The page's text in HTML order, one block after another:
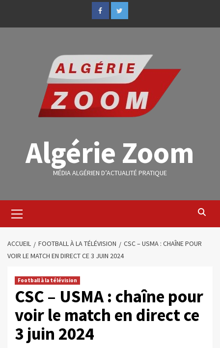
Algérie Zoom
MÉDIA ALGÉRIEN D’ACTUALITÉ PRATIQUE
ACCUEIL FOOTBALL À LA TÉLÉVISION
CSC – USMA : CHAÎNE POUR
VOIR LE MATCH EN DIRECT CE 3 JUIN 2024
Football à la télévision
CSC – USMA : chaîne pour
voir le match en direct ce
3 juin 2024